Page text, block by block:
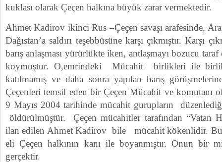
kuklası olarak Çeçen halkına büyük zarar vermektedir.
Ahmet Kadirov ikinci Rus –Çeçen savaşı arafesinde,
Dağıstan’a saldırı teşebbüsüne karşı çıkmıştır. Karşı
barış anlaşması yürürlükte iken, antlaşmayı bozucu
koymuştur. O,emrindeki Mücahit birlikleri ile
katılmamış ve daha sonra yapılan barış
Çeçenleri temsil eden bir Çeçen Mücahit ve
9 Mayıs 2004 tarihinde mücahit gurupların
öldürülmüştür. Çeçen mücahitler tarafından “Vatan
ilan edilen Ahmet Kadirov bile mücahit kökenlidir.
eli Çeçen halkının kanı ile boyanmıştır. Onun bir
gerçektir.